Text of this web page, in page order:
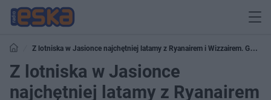
Z lotniska w Jasionce najchętniej latamy z Ryanairem i Wizzairem. Gdzie
najczęściej?
Z lotniska w Jasionce
najchętniej latamy z Ryanairem